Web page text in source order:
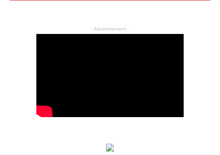
- Advertisement -